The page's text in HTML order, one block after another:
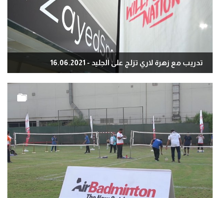
تدريب مع زهرة لاري تزلج على الجليد - 16.06.2021